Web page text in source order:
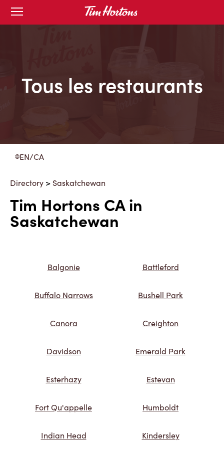
Skip
Open
mobile
menu
Tous les restaurants
EN/CA
Directory > Saskatchewan
Tim Hortons CA in
Saskatchewan
Balgonie Battleford
Buffalo Narrows Bushell Park
Canora Creighton
Davidson Emerald Park
Esterhazy Estevan
Fort Qu'appelle Humboldt
Indian Head Kindersley